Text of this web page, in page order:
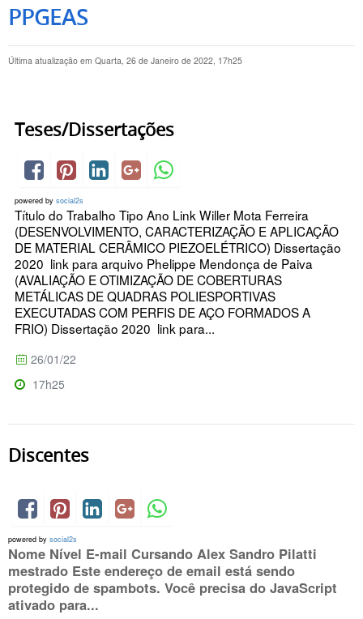
PPGEAS
Última atualização em Quarta, 26 de Janeiro de 2022, 17h25
Teses/Dissertações
powered by social2s
Título do Trabalho Tipo Ano Link Willer Mota Ferreira
(DESENVOLVIMENTO, CARACTERIZAÇÃO E APLICAÇÃO
DE MATERIAL CERÂMICO PIEZOELÉTRICO) Dissertação
2020 link para arquivo Phelippe Mendonça de Paiva
(AVALIAÇÃO E OTIMIZAÇÃO DE COBERTURAS
METÁLICAS DE QUADRAS POLIESPORTIVAS
EXECUTADAS COM PERFIS DE AÇO FORMADOS A
FRIO) Dissertação 2020 link para...
26/01/22
17h25
Discentes
powered by social2s
Nome Nível E-mail Cursando Alex Sandro Pilatti
mestrado Este endereço de email está sendo
protegido de spambots. Você precisa do JavaScript
ativado para...